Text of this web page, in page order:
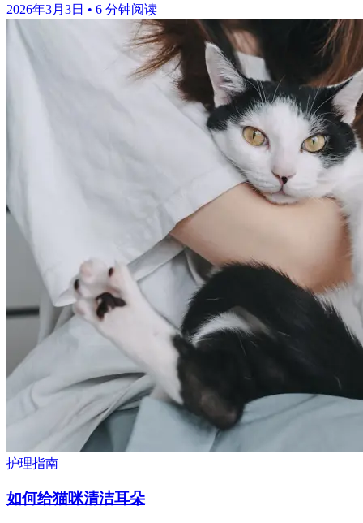
2026年3月3日 • 6 分钟阅读
护理指南
如何给猫咪清洁耳朵